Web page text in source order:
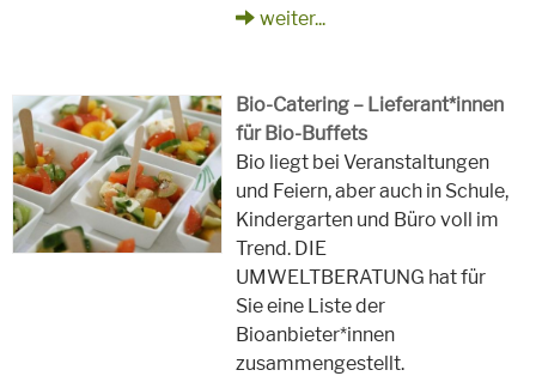
weiter...
Bio-Catering – Lieferant*innen
für Bio-Buffets
Bio liegt bei Veranstaltungen
und Feiern, aber auch in Schule,
Kindergarten und Büro voll im
Trend. DIE
UMWELTBERATUNG hat für
Sie eine Liste der
Bioanbieter*innen
zusammengestellt.